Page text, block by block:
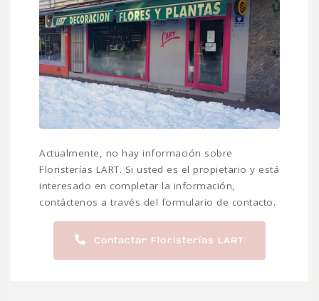
Actualmente, no hay información sobre
Floristerías LART. Si usted es el propietario y está
interesado en completar la información,
contáctenos a través del formulario de contacto.
Contactar Floristerías LART